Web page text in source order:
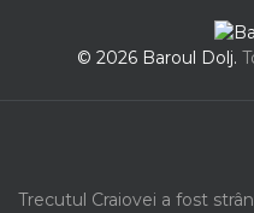
© 2026 Baroul Dolj.
Trecutul Craiovei a fost